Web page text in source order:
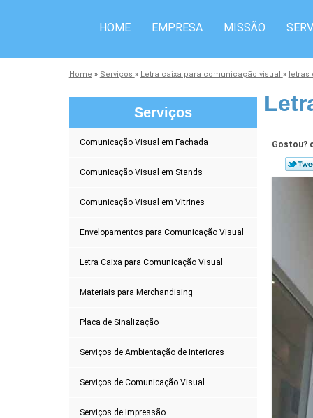
HOME EMPRESA MISSÃO
Home » Serviços » Letra caixa para comunicação visual » letras
Serviços
Comunicação Visual em Fachada
Comunicação Visual em Stands
Comunicação Visual em Vitrines
Envelopamentos para Comunicação Visual
Letra Caixa para Comunicação Visual
Materiais para Merchandising
Placa de Sinalização
Serviços de Ambientação de Interiores
Serviços de Comunicação Visual
Serviços de Impressão
Gostou?